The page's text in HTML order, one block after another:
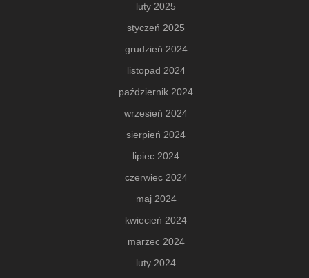
luty 2025
styczeń 2025
grudzień 2024
listopad 2024
październik 2024
wrzesień 2024
sierpień 2024
lipiec 2024
czerwiec 2024
maj 2024
kwiecień 2024
marzec 2024
luty 2024